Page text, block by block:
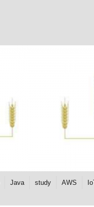
Java study AWS